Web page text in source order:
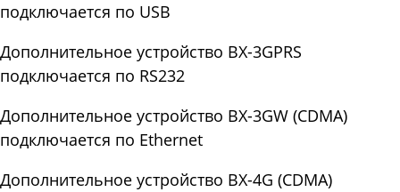
подключается по USB
Дополнительное устройство BX-3GPRS
подключается по RS232
Дополнительное устройство BX-3GW (CDMA)
подключается по Ethernet
Дополнительное устройство BX-4G (CDMA)